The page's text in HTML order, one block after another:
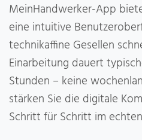
MeinHandwerker-App
eine intuitive
technikaffine Gesellen
Einarbeitung dauert
Stunden – keine
stärken Sie die digitale
Schritt für Schritt im